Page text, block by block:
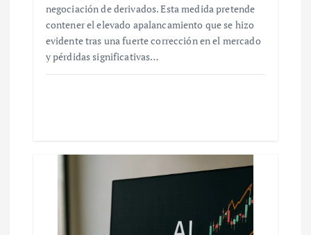
negociación de derivados. Esta medida pretende
contener el elevado apalancamiento que se hizo
evidente tras una fuerte corrección en el mercado
y pérdidas significativas…